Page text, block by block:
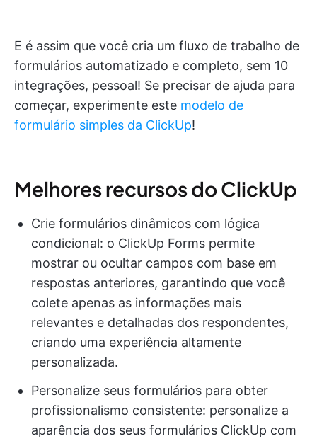
E é assim que você cria um fluxo de trabalho de
formulários automatizado e completo, sem 10
integrações, pessoal! Se precisar de ajuda para
começar, experimente este modelo de
formulário simples da ClickUp!
Melhores recursos do ClickUp
Crie formulários dinâmicos com lógica
condicional: o ClickUp Forms permite
mostrar ou ocultar campos com base em
respostas anteriores, garantindo que você
colete apenas as informações mais
relevantes e detalhadas dos respondentes,
criando uma experiência altamente
personalizada.
Personalize seus formulários para obter
profissionalismo consistente: personalize a
aparência dos seus formulários ClickUp com